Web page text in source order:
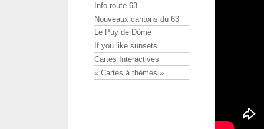
Info route 63
Nouveaux cantons du 63
Le Puy de Dôme
If you like sunsets ...
Cartes Interactives
« Cartes à thèmes »